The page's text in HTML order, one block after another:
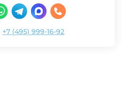
+7 (495) 999-16-92